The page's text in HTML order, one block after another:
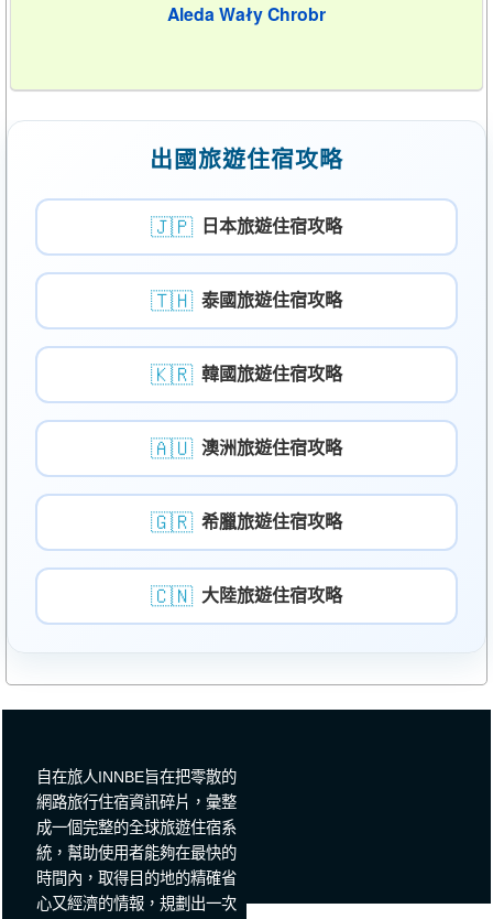
Aleda Wały Chrobr
出國旅遊住宿攻略
🇯🇵 日本旅遊住宿攻略
🇹🇭 泰國旅遊住宿攻略
🇰🇷 韓國旅遊住宿攻略
🇦🇺 澳洲旅遊住宿攻略
🇬🇷 希臘旅遊住宿攻略
🇨🇳 大陸旅遊住宿攻略
自在旅人INNBE旨在把零散的
網路旅行住宿資訊碎片，彙整
成一個完整的全球旅遊住宿系
統，幫助使用者能夠在最快的
時間內，取得目的地的精確省
心又經濟的情報，規劃出一次